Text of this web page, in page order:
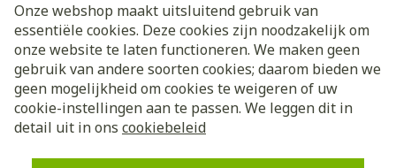
Onze webshop maakt uitsluitend gebruik van
essentiële cookies. Deze cookies zijn noodzakelijk om
onze website te laten functioneren. We maken geen
gebruik van andere soorten cookies; daarom bieden we
geen mogelijkheid om cookies te weigeren of uw
cookie-instellingen aan te passen. We leggen dit in
detail uit in ons cookiebeleid